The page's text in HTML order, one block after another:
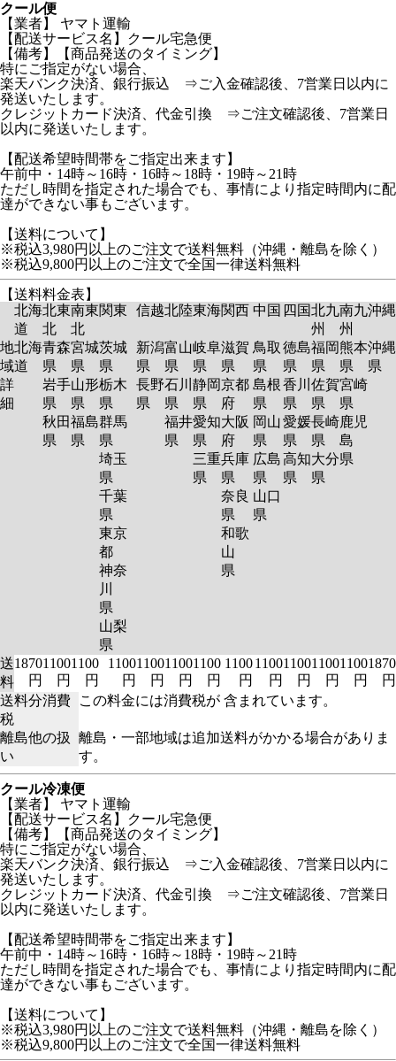
クール便
【業者】 ヤマト運輸
【配送サービス名】クール宅急便
【備考】【商品発送のタイミング】
特にご指定がない場合、
楽天バンク決済、銀行振込 ⇒ご入金確認後、7営業日以内に
発送いたします。
クレジットカード決済、代金引換 ⇒ご注文確認後、7営業日
以内に発送いたします。
【配送希望時間帯をご指定出来ます】
午前中・14時～16時・16時～18時・19時～21時
ただし時間を指定された場合でも、事情により指定時間内に配
達ができない事もございます。
【送料について】
※税込3,980円以上のご注文で送料無料（沖縄・離島を除く）
※税込9,800円以上のご注文で全国一律送料無料
【送料料金表】
北海
道
北東
北
南東
北
関東 信越北陸東海関西 中国 四国北九
州
南九
州
沖縄
地
域
詳
細
北海
道
青森
県
岩手
県
秋田
県
宮城
県
山形
県
福島
県
茨城
県
栃木
県
群馬
県
埼玉
県
千葉
県
東京
都
神奈
川
県
山梨
県
新潟
県
長野
県
富山
県
石川
県
福井
県
岐阜
県
静岡
県
愛知
県
三重
県
滋賀
県
京都
府
大阪
府
兵庫
県
奈良
県
和歌
山
県
鳥取
県
島根
県
岡山
県
広島
県
山口
県
徳島
県
香川
県
愛媛
県
高知
県
福岡
県
佐賀
県
長崎
県
大分
県
熊本
県
宮崎
県
鹿児
島
県
沖縄
県
送
料
1870
円
1100
円
1100
円
1100
円
1100
円
1100
円
1100
円
1100
円
1100
円
1100
円
1100
円
1100
円
1870
円
送料分消費
税
この料金には消費税が 含まれています。
離島他の扱
い
離島・一部地域は追加送料がかかる場合がありま
す。
クール冷凍便
【業者】 ヤマト運輸
【配送サービス名】クール宅急便
【備考】【商品発送のタイミング】
特にご指定がない場合、
楽天バンク決済、銀行振込 ⇒ご入金確認後、7営業日以内に
発送いたします。
クレジットカード決済、代金引換 ⇒ご注文確認後、7営業日
以内に発送いたします。
【配送希望時間帯をご指定出来ます】
午前中・14時～16時・16時～18時・19時～21時
ただし時間を指定された場合でも、事情により指定時間内に配
達ができない事もございます。
【送料について】
※税込3,980円以上のご注文で送料無料（沖縄・離島を除く）
※税込9,800円以上のご注文で全国一律送料無料